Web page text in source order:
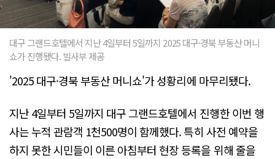
대구 그랜드호텔에서 지난 4일부터 5일까지 2025 대구·경북 부동산 머니
쇼가 진행됐다. 빌사부 제공
'2025 대구·경북 부동산 머니쇼'가 성황리에 마무리됐다.
지난 4일부터 5일까지 대구 그랜드호텔에서 진행한 이번 행
사는 누적 관람객 1천500명이 함께했다. 특히 사전 예약을
하지 못한 시민들이 이른 아침부터 현장 등록을 위해 줄을